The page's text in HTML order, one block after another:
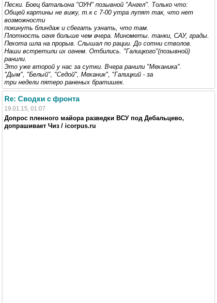
Пески. Боец батальона "ОУН" позывной "Ангел". Только что:
Общей картины не вижу, т.к с 7-00 утра лупят так, что нет
возможности
покинуть блиндаж и сбегать узнать, что там.
Плотность огня больше чем вчера. Минометы. танки, САУ, грады.
Пехота шла на прорыв. Слышал по рации. До сотни стволов.
Наши встретили их огнем. Отбились. "Галицкого"(позывной)
ранили.
Это уже второй у нас за сутки. Вчера ранили "Механика".
"Дым", "Белый", "Седой", Механик", "Галицкий - за
три недели пятеро раненых братишек.
Re: Сводки с фронта
19.01.15, 01:07
Допрос пленного майора разведки ВСУ под Дебальцево,
допрашивает Чиз / icorpus.ru